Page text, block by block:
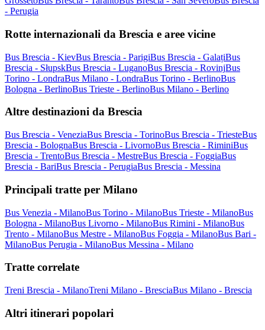
- Perugia
Rotte internazionali da Brescia e aree vicine
Bus Brescia - KievBus Brescia - ParigiBus Brescia - GalațiBus
Brescia - SłupskBus Brescia - LuganoBus Brescia - RovinjBus
Torino - LondraBus Milano - LondraBus Torino - BerlinoBus
Bologna - BerlinoBus Trieste - BerlinoBus Milano - Berlino
Altre destinazioni da Brescia
Bus Brescia - VeneziaBus Brescia - TorinoBus Brescia - TriesteBus
Brescia - BolognaBus Brescia - LivornoBus Brescia - RiminiBus
Brescia - TrentoBus Brescia - MestreBus Brescia - FoggiaBus
Brescia - BariBus Brescia - PerugiaBus Brescia - Messina
Principali tratte per Milano
Bus Venezia - MilanoBus Torino - MilanoBus Trieste - MilanoBus
Bologna - MilanoBus Livorno - MilanoBus Rimini - MilanoBus
Trento - MilanoBus Mestre - MilanoBus Foggia - MilanoBus Bari -
MilanoBus Perugia - MilanoBus Messina - Milano
Tratte correlate
Treni Brescia - MilanoTreni Milano - BresciaBus Milano - Brescia
Altri itinerari popolari